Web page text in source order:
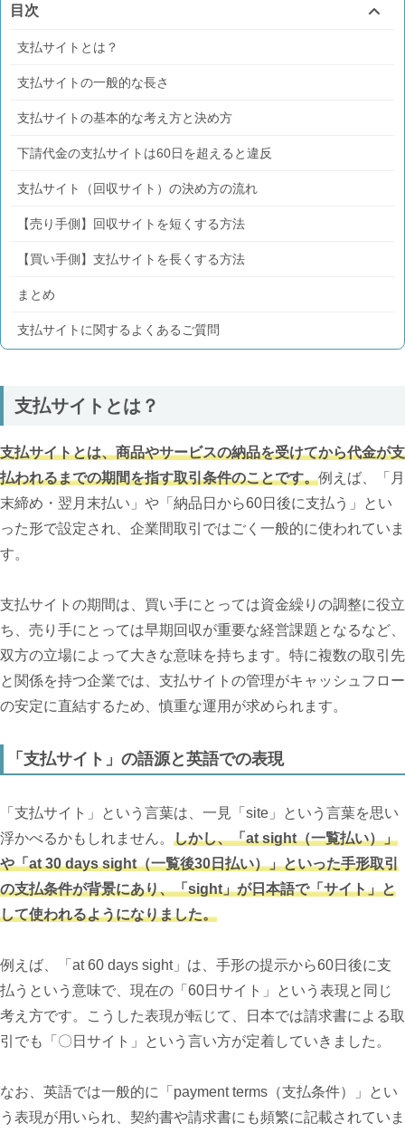
目次
支払サイトとは？
支払サイトの一般的な長さ
支払サイトの基本的な考え方と決め方
下請代金の支払サイトは60日を超えると違反
支払サイト（回収サイト）の決め方の流れ
【売り手側】回収サイトを短くする方法
【買い手側】支払サイトを長くする方法
まとめ
支払サイトに関するよくあるご質問
支払サイトとは？
支払サイトとは、商品やサービスの納品を受けてから代金が支
払われるまでの期間を指す取引条件のことです。例えば、「月
末締め・翌月末払い」や「納品日から60日後に支払う」とい
った形で設定され、企業間取引ではごく一般的に使われていま
す。
支払サイトの期間は、買い手にとっては資金繰りの調整に役立
ち、売り手にとっては早期回収が重要な経営課題となるなど、
双方の立場によって大きな意味を持ちます。特に複数の取引先
と関係を持つ企業では、支払サイトの管理がキャッシュフロー
の安定に直結するため、慎重な運用が求められます。
「支払サイト」の語源と英語での表現
「支払サイト」という言葉は、一見「site」という言葉を思い
浮かべるかもしれません。 しかし、「at sight（一覧払い）」
や「at 30 days sight（一覧後30日払い）」といった手形取引
の支払条件が背景にあり、「sight」が日本語で「サイト」と
して使われるようになりました。
例えば、「at 60 days sight」は、手形の提示から60日後に支
払うという意味で、現在の「60日サイト」という表現と同じ
考え方です。こうした表現が転じて、日本では請求書による取
引でも「〇日サイト」という言い方が定着していきました。
なお、英語では一般的に「payment terms（支払条件）」とい
う表現が用いられ、契約書や請求書にも頻繁に記載されていま